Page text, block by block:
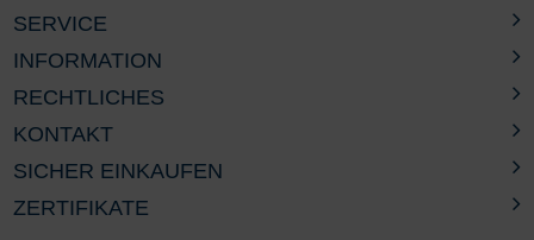
SERVICE
INFORMATION
RECHTLICHES
KONTAKT
SICHER EINKAUFEN
ZERTIFIKATE